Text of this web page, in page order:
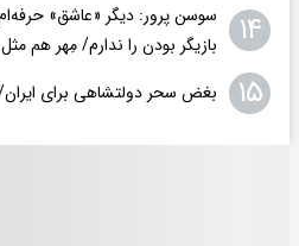
۱۴
سوسن پرور: دیگر «عاشق»
بازیگر بودن را ندارم/ مِهر هم
۱۵ بغض سحر دولتشاهی برای